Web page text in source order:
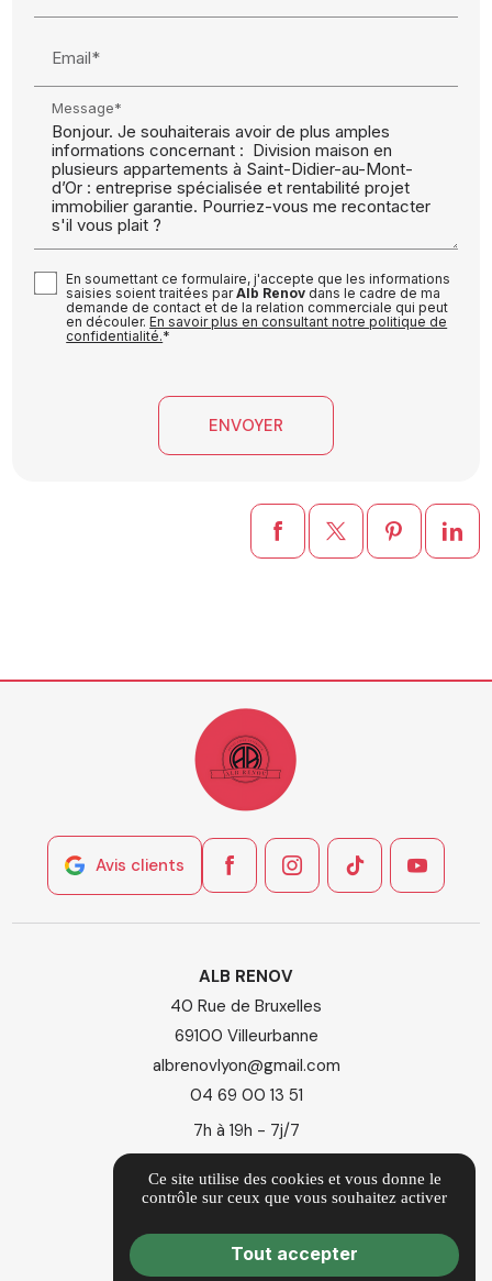
Email*
Message*
En soumettant ce formulaire, j'accepte que les informations
saisies soient traitées parAlb Renov dans le cadre de ma
demande de contact et de la relation commerciale qui peut
en découler.En savoir plus en consultant notre politique de
confidentialité.*
Avis clients
ALB RENOV
40 Rue de Bruxelles
69100 Villeurbanne
albrenovlyon@gmail.com
04 69 00 13 51
7h à 19h - 7j/7
location_onItinéraire
Guide local
Ce site utilise des cookies et vous donne le
contrôle sur ceux que vous souhaitez activer
Tout accepter